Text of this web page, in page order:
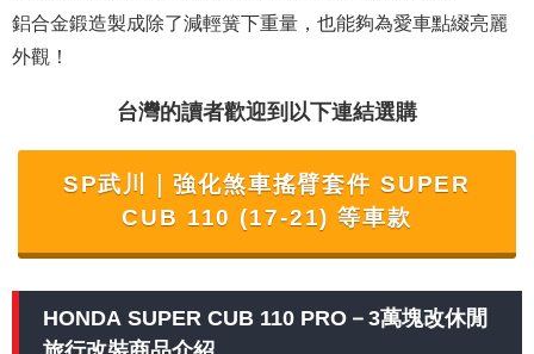
鋁合金鍛造製成除了減輕簧下重量，也能夠為愛車點綴亮麗
外觀！
台灣的讀者歡迎到以下連結選購
SP武川｜強化煞車搖臂套件 SUPER
CUB 110 (17-21) 等車款
HONDA SUPER CUB 110 PRO－3萬塊改休閒